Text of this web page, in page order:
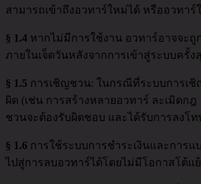
สามารถเข้าถึงอวทาร์ใหม่ได้ หรืออวทา
§ 1.4 หากไม่มีการใช้งาน อวทาร์อาจจะ
ภายในเจ็ดวันหลังจากการเข้าสู่ระบบครั้ง
§ 1.5 การเชิญชวน: ในกรณีที่ระบบการเ
ผิด (เช่น การสร้างหลายอวทาร์ ละเมิดกฎ
ชวนจะต้องรับผิดชอบ และได้รับการลงโท
§ 1.6 การใช้ระบบการชำระเงินและการ
ไปสู่การลบอวทาร์ได้โดยไม่มีโอกาสโต้แ